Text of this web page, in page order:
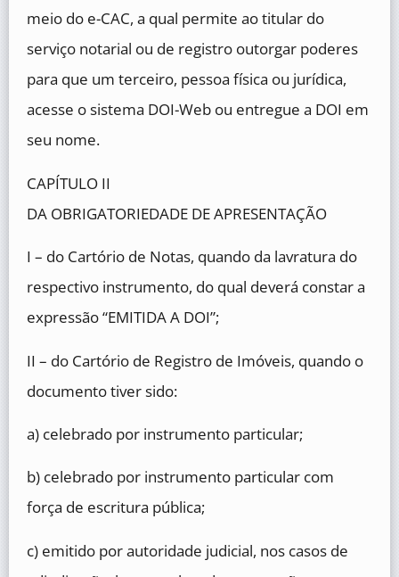
meio do e-CAC, a qual permite ao titular do
serviço notarial ou de registro outorgar poderes
para que um terceiro, pessoa física ou jurídica,
acesse o sistema DOI-Web ou entregue a DOI em
seu nome.
CAPÍTULO II
DA OBRIGATORIEDADE DE APRESENTAÇÃO
I – do Cartório de Notas, quando da lavratura do
respectivo instrumento, do qual deverá constar a
expressão “EMITIDA A DOI”;
II – do Cartório de Registro de Imóveis, quando o
documento tiver sido:
a) celebrado por instrumento particular;
b) celebrado por instrumento particular com
força de escritura pública;
c) emitido por autoridade judicial, nos casos de